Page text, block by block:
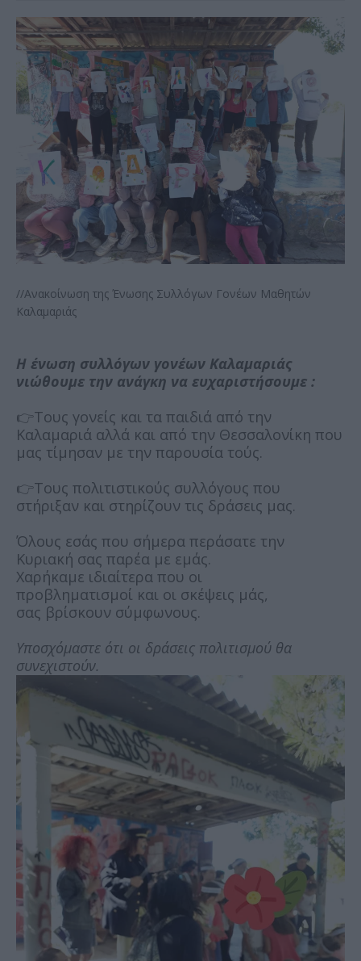
//Aνακοίνωση της Ένωσης Συλλόγων Γονέων Μαθητών
Καλαμαριάς
Η ένωση συλλόγων γονέων Καλαμαριάς
νιώθουμε την ανάγκη να ευχαριστήσουμε :
👉Τους γονείς και τα παιδιά από την
Καλαμαριά αλλά και από την Θεσσαλονίκη που
μας τίμησαν με την παρουσία τούς.
👉Τους πολιτιστικούς συλλόγους που
στήριξαν και στηρίζουν τις δράσεις μας.
Όλους εσάς που σήμερα περάσατε την
Κυριακή σας παρέα με εμάς.
Χαρήκαμε ιδιαίτερα που οι
προβληματισμοί και οι σκέψεις μάς,
σας βρίσκουν σύμφωνους.
Υποσχόμαστε ότι οι δράσεις πολιτισμού θα
συνεχιστούν.